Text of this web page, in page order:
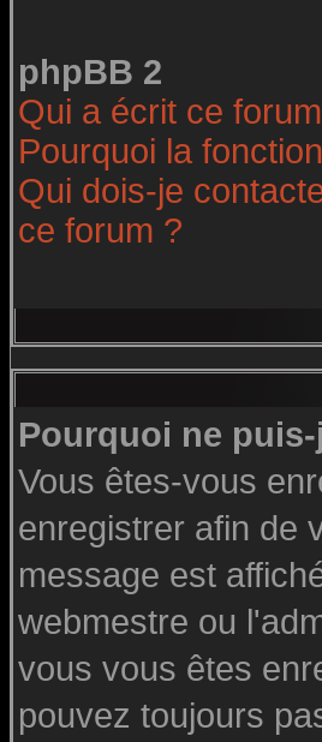
phpBB 2
Qui a écrit ce
Pourquoi la
Qui dois-je
ce forum ?
Pourquoi ne
Vous êtes-vous
enregistrer afin de
message est
webmestre ou
vous vous êtes
pouvez toujours